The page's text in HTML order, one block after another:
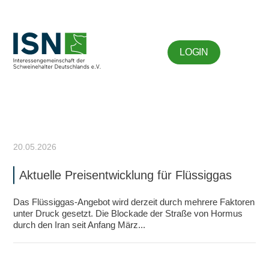
LOGIN
20.05.2026
Aktuelle Preisentwicklung für Flüssiggas
Das Flüssiggas-Angebot wird derzeit durch mehrere Faktoren
unter Druck gesetzt. Die Blockade der Straße von Hormus
durch den Iran seit Anfang März...